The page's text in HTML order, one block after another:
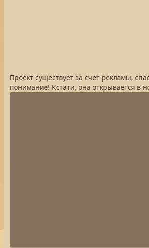
Проект существует за счёт рекламы,
понимание! Кстати, она открывается в